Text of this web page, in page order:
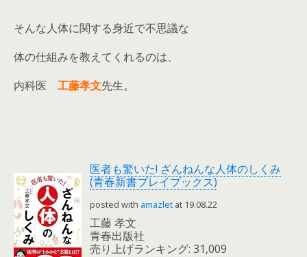
そんな人体に関する身近で不思議な
体の仕組みを教えてくれるのは、
内科医 工藤孝文先生。
医者も驚いた! ざんねんな人体のしくみ
(青春新書プレイブックス)
posted with amazlet at 19.08.22
工藤 孝文
青春出版社
売り上げランキング: 31,009